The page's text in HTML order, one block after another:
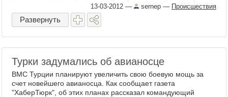
он, проходя мимо строительной площадки
...
13-03-2012 — sernep — Происшествия
Развернуть
Турки задумались об авианосце
ВМС Турции планируют увеличить свою боевую мощь за
счет новейшего авианосца. Как сообщает газета
"ХаберТюрк", об этих планах рассказал командующий